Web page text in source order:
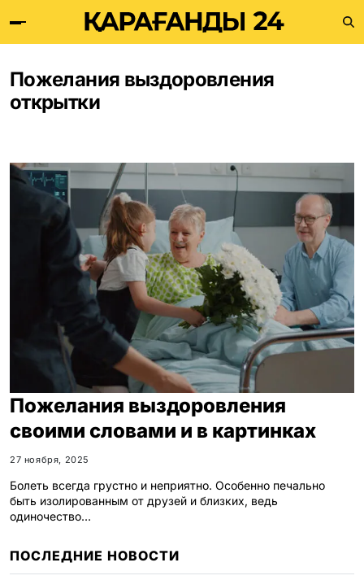
Пожелания выздоровления
открытки
Пожелания выздоровления
своими словами и в картинках
27 ноября, 2025
Болеть всегда грустно и неприятно. Особенно печально
быть изолированным от друзей и близких, ведь
одиночество…
ПОСЛЕДНИЕ НОВОСТИ